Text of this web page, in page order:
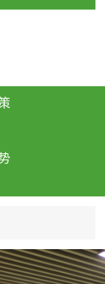
的标准检测方
样量准确，检
，远胜于其他
优势、双甲资质
内环境净化治理